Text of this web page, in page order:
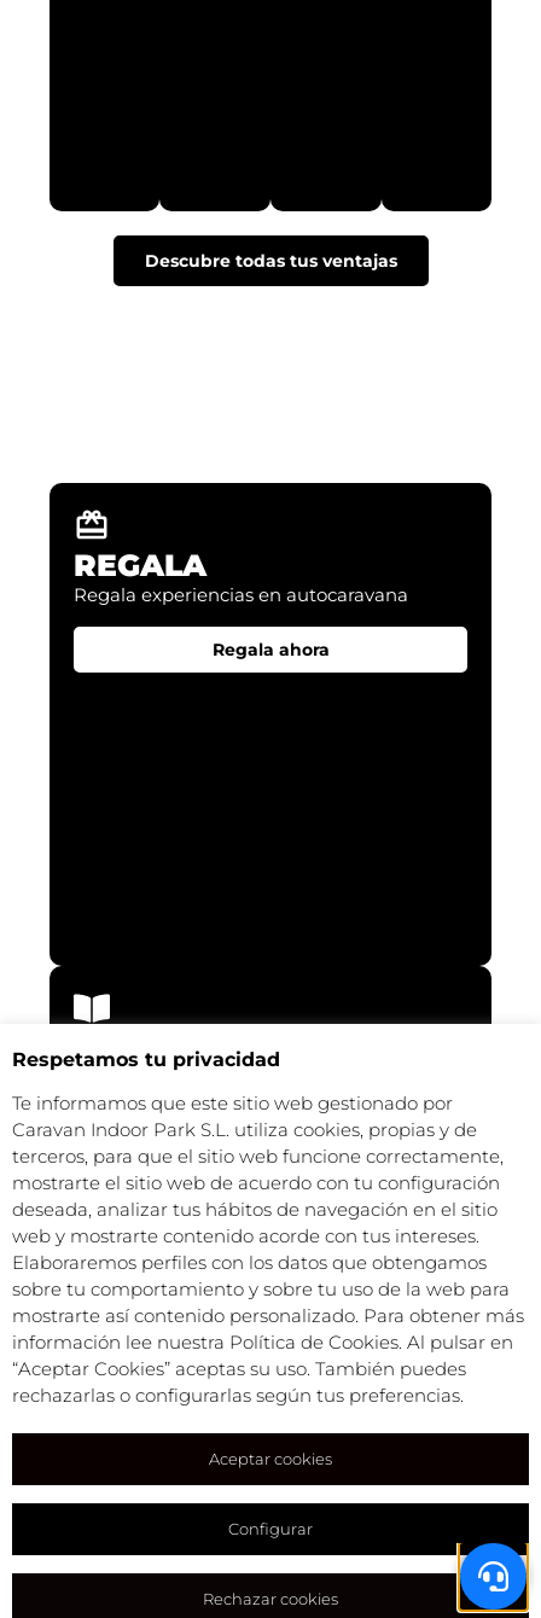
Descubre todas tus ventajas
REGALA
Regala experiencias en autocaravana​
Regala ahora
NUESTRO BLOG
Descubre consejos, rutas y experiencias​
Explora el blog
Resuelve tus dudas con nuestras FAQs
Respetamos tu privacidad
Te informamos que este sitio web gestionado por
Caravan Indoor Park S.L. utiliza cookies, propias y de
terceros, para que el sitio web funcione correctamente,
mostrarte el sitio web de acuerdo con tu configuración
deseada, analizar tus hábitos de navegación en el sitio
web y mostrarte contenido acorde con tus intereses.
Elaboraremos perfiles con los datos que obtengamos
sobre tu comportamiento y sobre tu uso de la web para
mostrarte así contenido personalizado. Para obtener más
información lee nuestra Política de Cookies. Al pulsar en
“Aceptar Cookies” aceptas su uso. También puedes
rechazarlas o configurarlas según tus preferencias.
Aceptar cookies
Configurar
Rechazar cookies